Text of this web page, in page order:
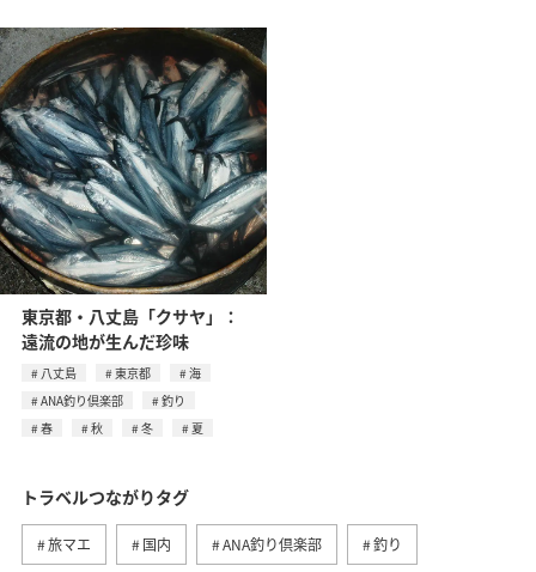
東京都・八丈島「クサヤ」：
遠流の地が生んだ珍味
八丈島 東京都
海
ANA釣り倶楽部
釣り
春
秋 冬 夏
トラベルつながりタグ
旅マエ 国内 ANA釣り倶楽部 釣り